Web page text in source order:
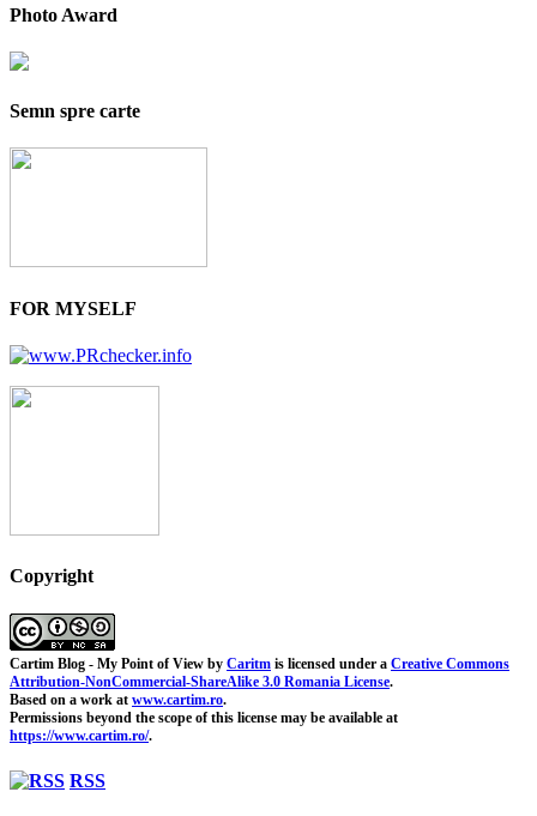
Photo Award
Semn spre carte
FOR MYSELF
Copyright
Cartim Blog - My Point of View by Caritm is licensed under a Creative Commons
Attribution-NonCommercial-ShareAlike 3.0 Romania License.
Based on a work at www.cartim.ro.
Permissions beyond the scope of this license may be available at
https://www.cartim.ro/.
RSS